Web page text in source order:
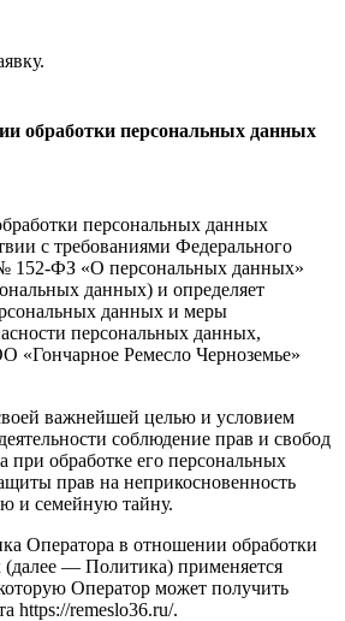
обработки персональных данных
персональных данных
с требованиями Федерального
152-ФЗ «О персональных данных»
данных) и определяет
данных и меры
персональных данных,
«Гончарное Ремесло Черноземье»
важнейшей целью и условием
соблюдение прав и свобод
при обработке его персональных
прав на неприкосновенность
и семейную тайну.
Оператора в отношении обработки
— Политика) применяется
Оператор может получить
https://remeslo36.ru/.